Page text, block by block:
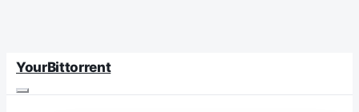
YourBittorrent